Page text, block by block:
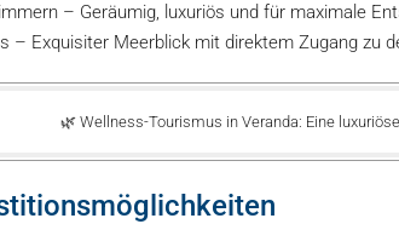
– Geräumig, luxuriös und für maximale
– Exquisiter Meerblick mit direktem Zugang zu
🌿 Wellness-Tourismus in Veranda: Eine